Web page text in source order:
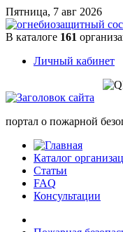
Пятница, 7 авг 2026
В каталоге 161
Личный кабинет
портал о пожарной
Каталог
Статьи
FAQ
Консультации